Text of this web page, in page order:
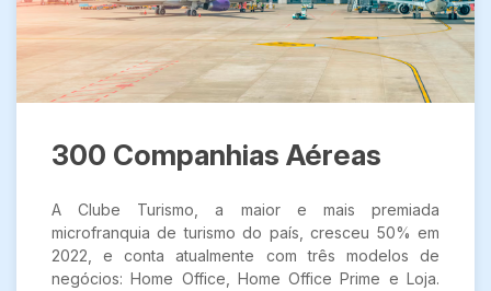
300 Companhias Aéreas
A Clube Turismo, a maior e mais premiada
microfranquia de turismo do país, cresceu 50% em
2022, e conta atualmente com três modelos de
negócios: Home Office, Home Office Prime e Loja.